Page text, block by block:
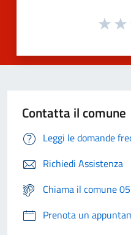
Contatta il comune
Leggi le domande
Richiedi Assistenza
Chiama il comune
Prenota un